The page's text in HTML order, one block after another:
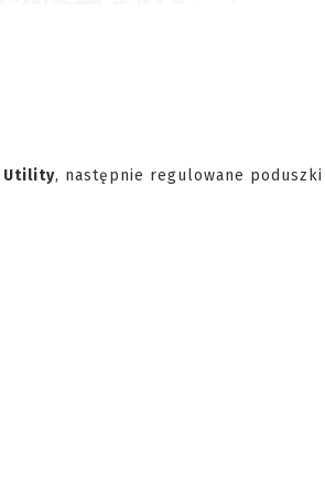
Utility, następnie regulowane